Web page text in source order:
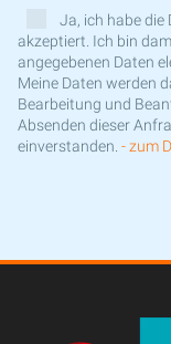
Ja, ich habe die
akzeptiert. Ich bin
angegebenen Daten
Meine Daten werden
Bearbeitung und
Absenden dieser
einverstanden. - zum